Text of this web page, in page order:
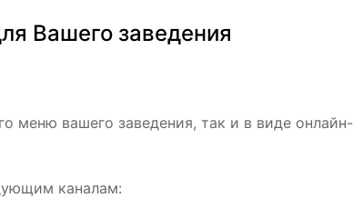
Вашего заведения
меню вашего заведения, так и в виде онлайн-
каналам: